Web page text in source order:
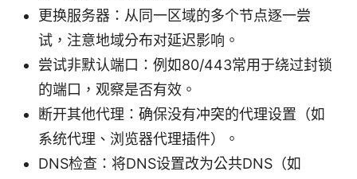
更换服务器：从同一区域的多个节点逐一尝
试，注意地域分布对延迟影响。
尝试非默认端口：例如80/443常用于绕过封锁
的端口，观察是否有效。
断开其他代理：确保没有冲突的代理设置（如
系统代理、浏览器代理插件）。
DNS检查：将DNS设置改为公共DNS（如